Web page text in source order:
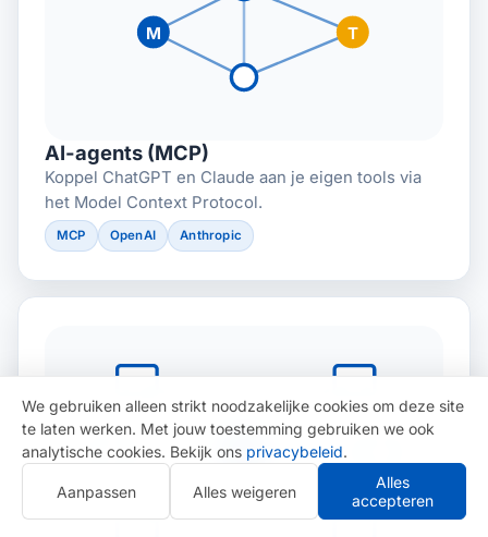
M T
AI-agents (MCP)
Koppel ChatGPT en Claude aan je eigen tools via
het Model Context Protocol.
MCP OpenAI Anthropic
We gebruiken alleen strikt noodzakelijke cookies om deze site
te laten werken. Met jouw toestemming gebruiken we ook
analytische cookies. Bekijk ons privacybeleid.
Aanpassen Alles weigeren
Alles
accepteren